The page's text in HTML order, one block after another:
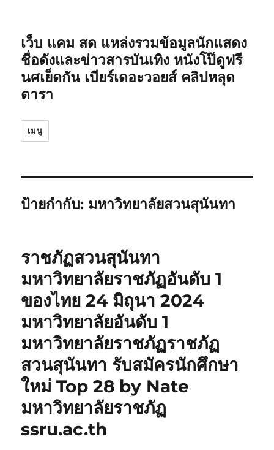
เว็บ แคม สด แหล่งรวมข้อมูลนักแสดง
ชื่อดังและข่าวสารบันเทิง หนังโป๊ดูฟรี
นศเย็ดกัน เบียร์เดอะวอยส์ คลิปหลุด
ดารา
เมนู
ป้ายกำกับ: มหาวิทยาลัยสวนสุนันทา
ราชภัฏสวนสุนันทา
มหาวิทยาลัยราชภัฏอันดับ 1
ของไทย 24 มิถุนา 2024
มหาวิทยาลัยอันดับ 1
มหาวิทยาลัยราชภัฏราชภัฏ
สวนสุนันทา รับสมัครนักศึกษา
ใหม่ Top 28 by Nate
มหาวิทยาลัยราชภัฏ
ssru.ac.th